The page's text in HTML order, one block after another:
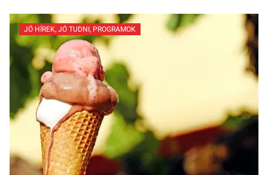
JÓ HÍREK,JÓ TUDNI, PROGRAMOK